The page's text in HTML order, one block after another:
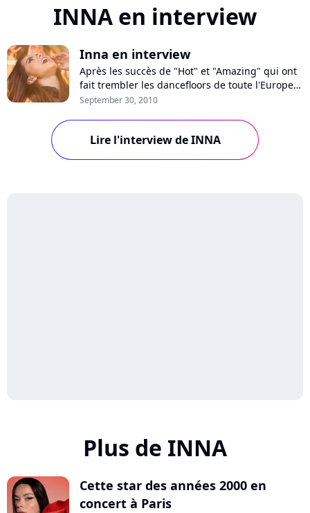
INNA en interview
Inna en interview
Après les succès de "Hot" et "Amazing" qui ont
fait trembler les dancefloors de toute l'Europe
cet été, Inna poursuit la promotion de son
Vu". Dans une rapide entrevue, la séduisante
roumaine a répondu à toutes nos questions
September 30, 2010
Lire l'interview de INNA
Plus de INNA
Cette star des années 2000 en
concert à Paris